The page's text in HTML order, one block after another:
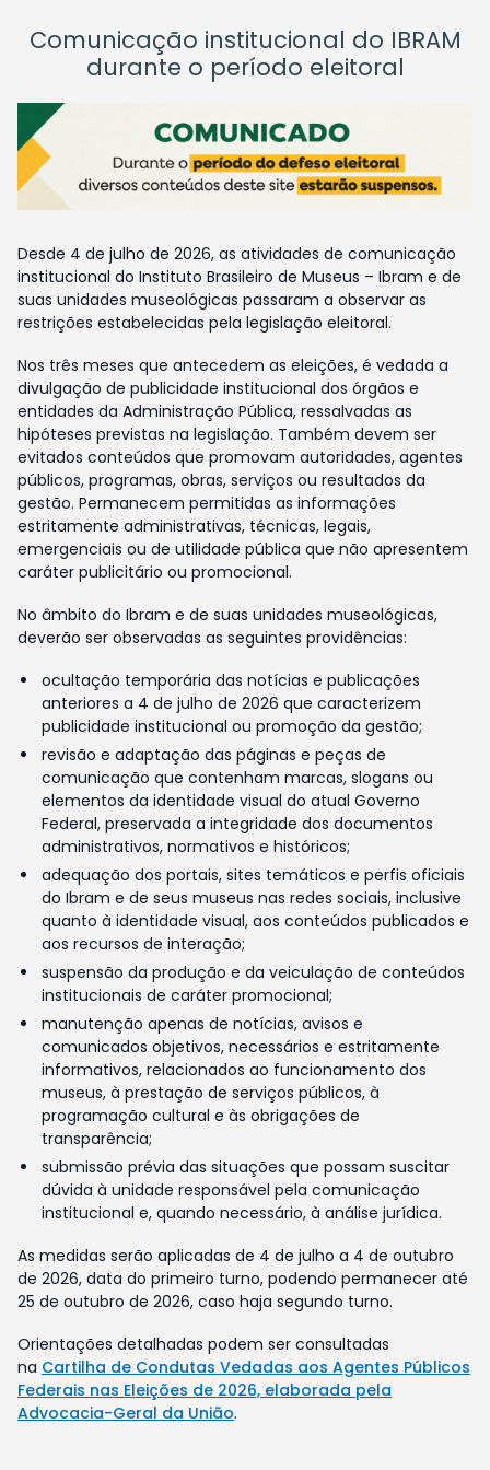
Comunicação institucional do IBRAM
durante o período eleitoral
Desde 4 de julho de 2026, as atividades de comunicação
institucional do Instituto Brasileiro de Museus – Ibram e de
suas unidades museológicas passaram a observar as
restrições estabelecidas pela legislação eleitoral.
Nos três meses que antecedem as eleições, é vedada a
divulgação de publicidade institucional dos órgãos e
entidades da Administração Pública, ressalvadas as
hipóteses previstas na legislação. Também devem ser
evitados conteúdos que promovam autoridades, agentes
públicos, programas, obras, serviços ou resultados da
gestão. Permanecem permitidas as informações
estritamente administrativas, técnicas, legais,
emergenciais ou de utilidade pública que não apresentem
caráter publicitário ou promocional.
No âmbito do Ibram e de suas unidades museológicas,
deverão ser observadas as seguintes providências:
ocultação temporária das notícias e publicações
anteriores a 4 de julho de 2026 que caracterizem
publicidade institucional ou promoção da gestão;
revisão e adaptação das páginas e peças de
comunicação que contenham marcas, slogans ou
elementos da identidade visual do atual Governo
Federal, preservada a integridade dos documentos
administrativos, normativos e históricos;
adequação dos portais, sites temáticos e perfis oficiais
do Ibram e de seus museus nas redes sociais, inclusive
quanto à identidade visual, aos conteúdos publicados e
aos recursos de interação;
suspensão da produção e da veiculação de conteúdos
institucionais de caráter promocional;
manutenção apenas de notícias, avisos e
comunicados objetivos, necessários e estritamente
informativos, relacionados ao funcionamento dos
museus, à prestação de serviços públicos, à
programação cultural e às obrigações de
transparência;
submissão prévia das situações que possam suscitar
dúvida à unidade responsável pela comunicação
institucional e, quando necessário, à análise jurídica.
As medidas serão aplicadas de 4 de julho a 4 de outubro
de 2026, data do primeiro turno, podendo permanecer até
25 de outubro de 2026, caso haja segundo turno.
Orientações detalhadas podem ser consultadas
na Cartilha de Condutas Vedadas aos Agentes Públicos
Federais nas Eleições de 2026, elaborada pela
Advocacia-Geral da União.